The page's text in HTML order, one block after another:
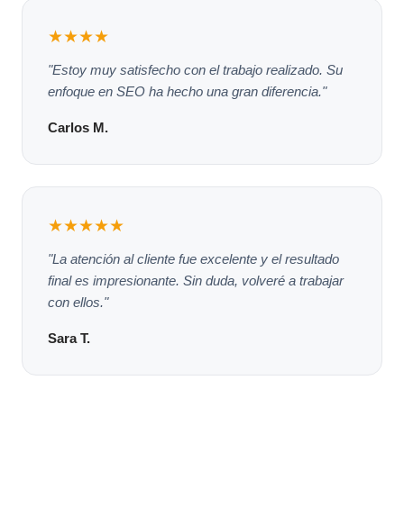
★★★★
"Estoy muy satisfecho con el trabajo realizado. Su
enfoque en SEO ha hecho una gran diferencia."
Carlos M.
★★★★★
"La atención al cliente fue excelente y el resultado
final es impresionante. Sin duda, volveré a trabajar
con ellos."
Sara T.